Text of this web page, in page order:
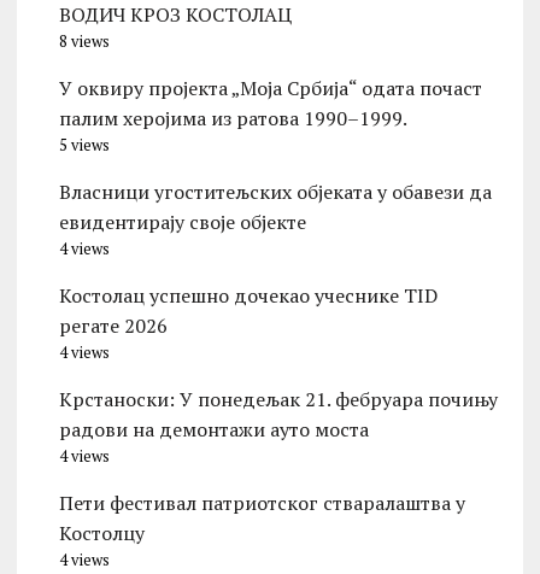
ВОДИЧ КРОЗ КОСТОЛАЦ
8 views
У оквиру пројекта „Моја Србија“ одата почаст
палим херојима из ратова 1990–1999.
5 views
Власници угоститељских објеката у обавези да
евидентирају своје објекте
4 views
Костолац успешно дочекао учеснике TID
регате 2026
4 views
Kрстаноски: У понедељак 21. фебруара почињу
радови на демонтажи ауто моста
4 views
Пети фестивал патриотског стваралаштва у
Костолцу
4 views